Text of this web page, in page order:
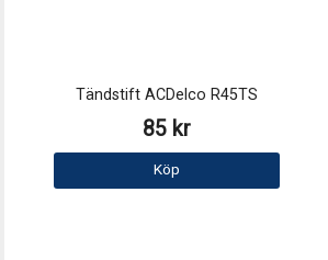
Tändstift ACDelco R45TS
85 kr
Köp